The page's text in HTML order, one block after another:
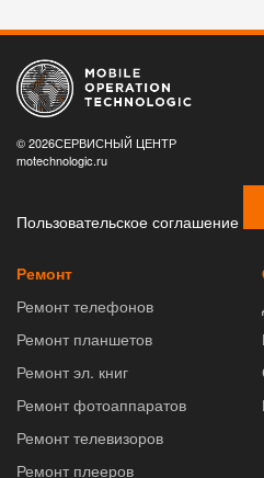
© 2026СЕРВИСНЫЙ ЦЕНТР
motechnologic.ru
Пользовательское соглашение
Ремонт
Ремонт телефонов
Ремонт планшетов
Ремонт эл. книг
Ремонт фотоаппаратов
Ремонт телевизоров
Ремонт плееров